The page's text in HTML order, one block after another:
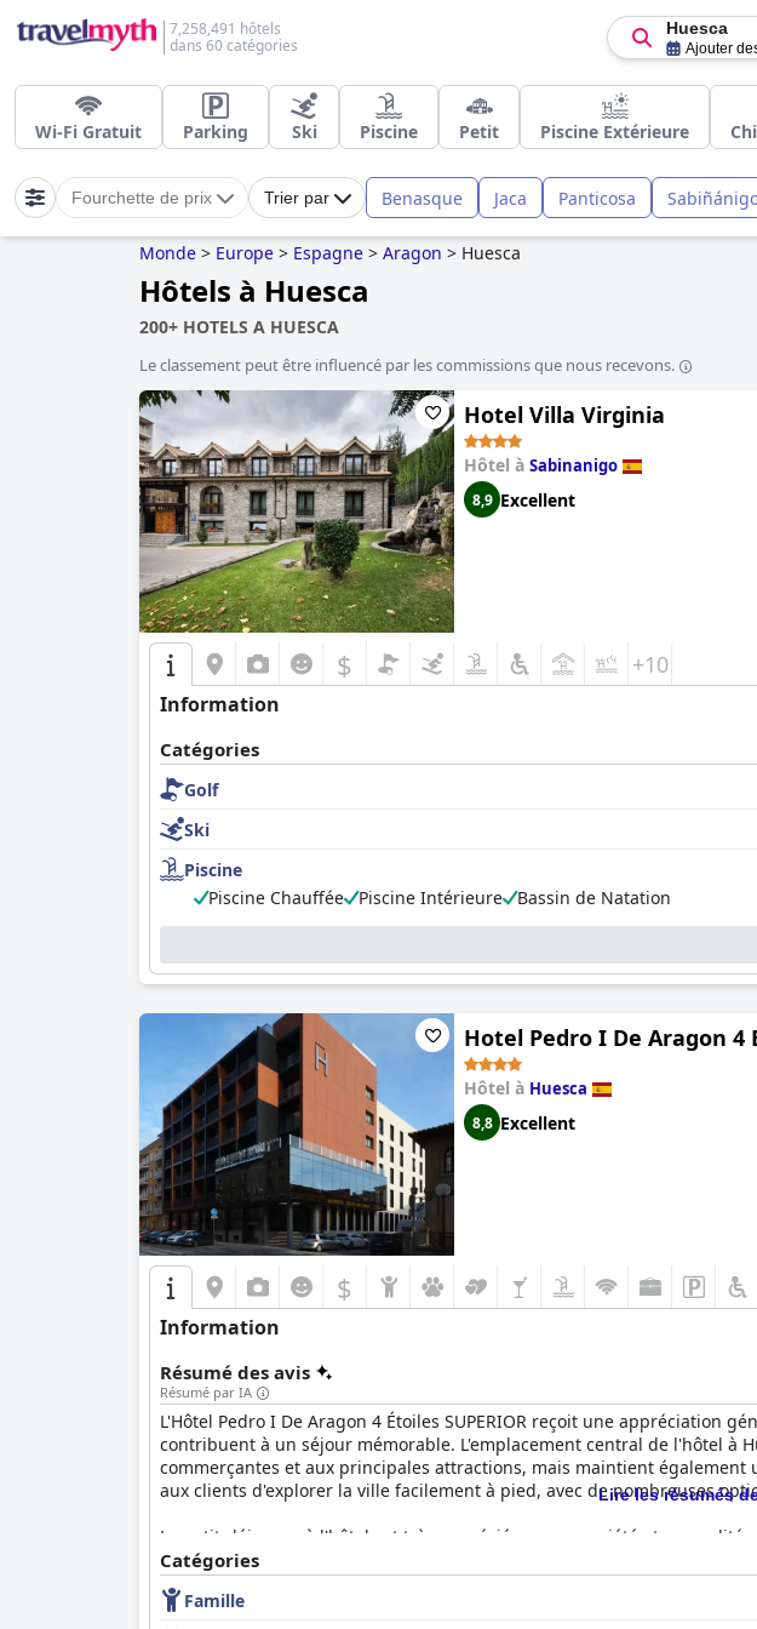
7,258,491 hôtels
dans 60 catégories
Huesca
Ajouter
Wi-Fi Gratuit Parking Ski Piscine Petit Piscine Extérieure
Fourchette de prix Trier par Benasque Jaca Panticosa
Monde > Europe > Espagne > Aragon > Huesca
Hôtels à Huesca
200+ HOTELS A HUESCA
Le classement peut être influencé par les commissions que nous recevons.
Hotel Villa Virginia
Hôtel à Sabinanigo
8,9 Excellent
$ +10
Information
Catégories
Golf
Ski
Piscine
Piscine Chauffée
Piscine Intérieure Bassin de Natation
Hotel Pedro I De Aragon 4
Hôtel à Huesca
8,8 Excellent
$
Information
Résumé des avis
Résumé par IA
L'Hôtel Pedro I De Aragon 4 Étoiles SUPERIOR reçoit une appréciation
contribuent à un séjour mémorable. L'emplacement central de l'hôtel à
commerçantes et aux principales attractions, mais maintient
aux clients d'explorer la ville facilement à pied, avec de nombreuses
Le petit-déjeuner à l'hôtel est très apprécié pour sa variété et sa
personnes ayant des restrictions alimentaires. Les clients trouvent les
ait des suggestions mineures pour plus de fruits frais et un meilleur
Lire les résumés
Catégories
Famille